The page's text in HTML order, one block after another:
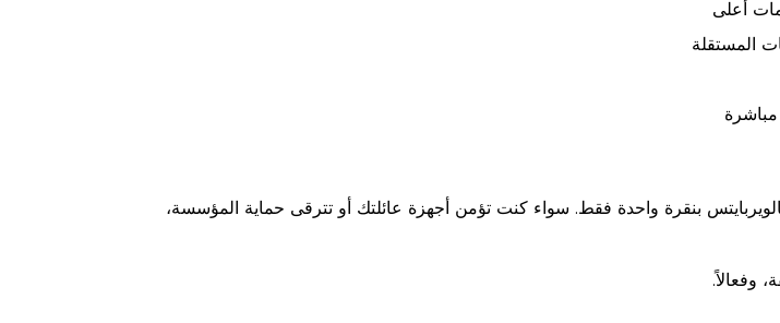
أعلى
المستقلة
بنقرة واحدة فقط. سواء كنت تؤمن أجهزة عائلتك أو تترقى حماية المؤسسة،
وفعالاً.